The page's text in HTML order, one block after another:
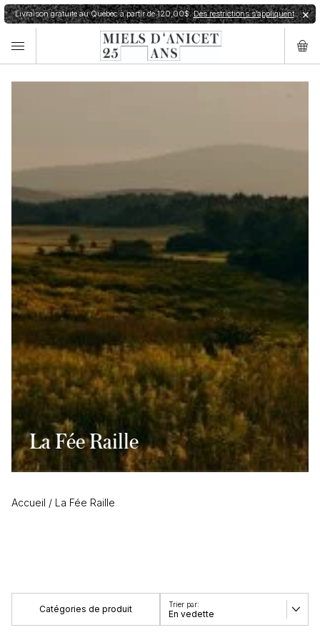
✕
Livraison gratuite au Québec à partir de 120,00$.Des restrictions s’appliquent
La Fée Raille
Accueil / La Fée Raille
Catégories de produit En vedette